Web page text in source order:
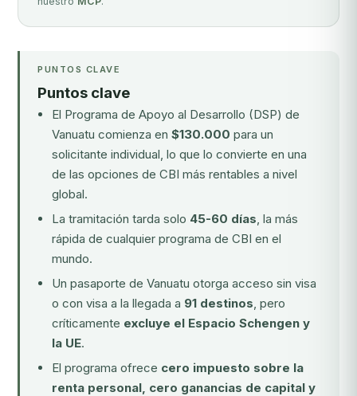
PUNTOS CLAVE
Puntos clave
El Programa de Apoyo al Desarrollo (DSP) de
Vanuatu comienza en $130.000 para un
solicitante individual, lo que lo convierte en una
de las opciones de CBI más rentables a nivel
global.
La tramitación tarda solo 45-60 días, la más
rápida de cualquier programa de CBI en el
mundo.
Un pasaporte de Vanuatu otorga acceso sin visa
o con visa a la llegada a 91 destinos, pero
críticamente excluye el Espacio Schengen y
la UE.
El programa ofrece cero impuesto sobre la
renta personal, cero ganancias de capital y